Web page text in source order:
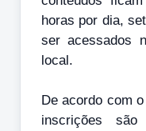
horas por dia,
ser acessados
local.
De acordo com
inscrições